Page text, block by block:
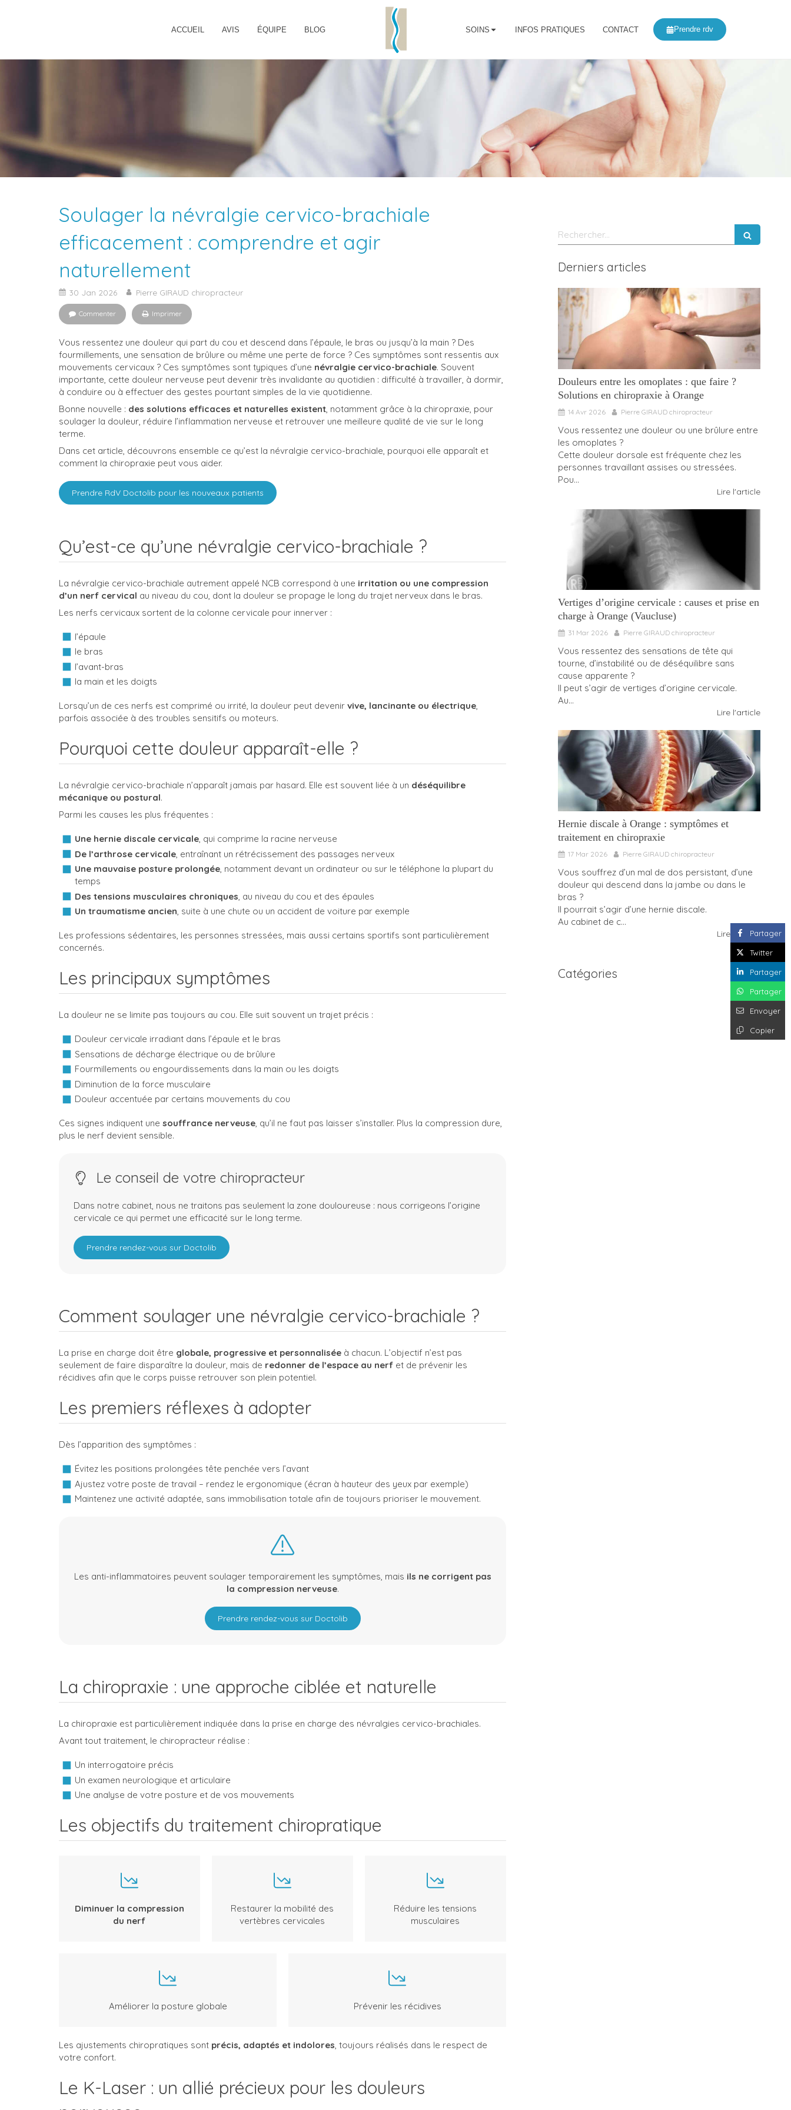
ACCUEIL AVIS ÉQUIPE BLOG SOINS INFOS PRATIQUES CONTACT Prendre rdv
Soulager la névralgie cervico-brachiale
efficacement : comprendre et agir
naturellement
30 Jan 2026 Pierre GIRAUD chiropracteur
Commenter Imprimer
Vous ressentez une douleur qui part du cou et descend dans l’épaule, le bras ou jusqu’à la main ? Des
fourmillements, une sensation de brûlure ou même une perte de force ? Ces symptômes sont ressentis aux
mouvements cervicaux ? Ces symptômes sont typiques d’une névralgie cervico-brachiale. Souvent
importante, cette douleur nerveuse peut devenir très invalidante au quotidien : difficulté à travailler, à dormir,
à conduire ou à effectuer des gestes pourtant simples de la vie quotidienne.
Bonne nouvelle : des solutions efficaces et naturelles existent , notamment grâce à la chiropraxie, pour
soulager la douleur, réduire l’inflammation nerveuse et retrouver une meilleure qualité de vie sur le long
terme.
Dans cet article, découvrons ensemble ce qu’est la névralgie cervico-brachiale, pourquoi elle apparaît et
comment la chiropraxie peut vous aider.
Prendre RdV Doctolib pour les nouveaux patients
Qu’est-ce qu’une névralgie cervico-brachiale ?
La névralgie cervico-brachiale autrement appelé NCB correspond à une irritation ou une compression
d’un nerf cervical au niveau du cou, dont la douleur se propage le long du trajet nerveux dans le bras.
Les nerfs cervicaux sortent de la colonne cervicale pour innerver :
l’épaule
le bras
l’avant-bras
la main et les doigts
Lorsqu’un de ces nerfs est comprimé ou irrité, la douleur peut devenir vive, lancinante ou électrique,
parfois associée à des troubles sensitifs ou moteurs.
Pourquoi cette douleur apparaît-elle ?
La névralgie cervico-brachiale n’apparaît jamais par hasard. Elle est souvent liée à un déséquilibre
mécanique ou postural.
Parmi les causes les plus fréquentes :
Une hernie discale cervicale, qui comprime la racine nerveuse
De l’arthrose cervicale , entraînant un rétrécissement des passages nerveux
Une mauvaise posture prolongée, notamment devant un ordinateur ou sur le téléphone la plupart du
temps
Des tensions musculaires chroniques , au niveau du cou et des épaules
Un traumatisme ancien, suite à une chute ou un accident de voiture par exemple
Les professions sédentaires, les personnes stressées, mais aussi certains sportifs sont particulièrement
concernés.
Les principaux symptômes
La douleur ne se limite pas toujours au cou. Elle suit souvent un trajet précis :
Douleur cervicale irradiant dans l’épaule et le bras
Sensations de décharge électrique ou de brûlure
Fourmillements ou engourdissements dans la main ou les doigts
Diminution de la force musculaire
Douleur accentuée par certains mouvements du cou
Ces signes indiquent une souffrance nerveuse, qu’il ne faut pas laisser s’installer. Plus la compression dure,
plus le nerf devient sensible.
Le conseil de votre chiropracteur
Dans notre cabinet, nous ne traitons pas seulement la zone douloureuse : nous corrigeons l’origine
cervicale ce qui permet une efficacité sur le long terme.
Prendre rendez-vous sur Doctolib
Comment soulager une névralgie cervico-brachiale ?
La prise en charge doit être globale, progressive et personnalisée à chacun. L’objectif n’est pas
seulement de faire disparaître la douleur, mais de redonner de l’espace au nerf et de prévenir les
récidives afin que le corps puisse retrouver son plein potentiel.
Les premiers réflexes à adopter
Dès l’apparition des symptômes :
Évitez les positions prolongées tête penchée vers l’avant
Ajustez votre poste de travail – rendez le ergonomique (écran à hauteur des yeux par exemple)
Maintenez une activité adaptée, sans immobilisation totale afin de toujours prioriser le mouvement.
Les anti-inflammatoires peuvent soulager temporairement les symptômes, mais ils ne corrigent pas
la compression nerveuse.
Prendre rendez-vous sur Doctolib
La chiropraxie : une approche ciblée et naturelle
La chiropraxie est particulièrement indiquée dans la prise en charge des névralgies cervico-brachiales.
Avant tout traitement, le chiropracteur réalise :
Un interrogatoire précis
Un examen neurologique et articulaire
Une analyse de votre posture et de vos mouvements
Les objectifs du traitement chiropratique
Diminuer la compression
du nerf
Restaurer la mobilité des
vertèbres cervicales
Réduire les tensions
musculaires
Améliorer la posture globale Prévenir les récidives
Les ajustements chiropratiques sont précis, adaptés et indolores, toujours réalisés dans le respect de
votre confort.
Le K-Laser : un allié précieux pour les douleurs
Partager
Twitter
Partager
Partager
Envoyer
Copier
Rechercher
Derniers articles
Douleurs entre les omoplates : que faire ?
Solutions en chiropraxie à Orange
14 Avr 2026 Pierre GIRAUD chiropracteur
Vous ressentez une douleur ou une brûlure entre
les omoplates ?
Cette douleur dorsale est fréquente chez les
personnes travaillant assises ou stressées.
Pou...
Lire l'article
Vertiges d’origine cervicale : causes et prise en
charge à Orange (Vaucluse)
31 Mar 2026 Pierre GIRAUD chiropracteur
Vous ressentez des sensations de tête qui
tourne, d’instabilité ou de déséquilibre sans
cause apparente ?
Il peut s’agir de vertiges d’origine cervicale.
Au...
Lire l'article
Hernie discale à Orange : symptômes et
traitement en chiropraxie
17 Mar 2026 Pierre GIRAUD chiropracteur
Vous souffrez d’un mal de dos persistant, d’une
douleur qui descend dans la jambe ou dans le
bras ?
Il pourrait s’agir d’une hernie discale.
Au cabinet de c...
Lire l'article
Catégories